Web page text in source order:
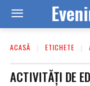
ACASĂ ETICHETE
ACTIVITĂȚI DE